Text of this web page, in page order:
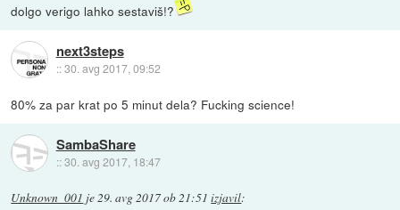
dolgo verigo lahko sestaviš!?
next3steps
::30. avg 2017, 09:52
80% za par krat po 5 minut dela? Fucking science!
SambaShare
::30. avg 2017, 18:47
Unknown_001 je29. avg 2017 ob 21:51 izjavil: